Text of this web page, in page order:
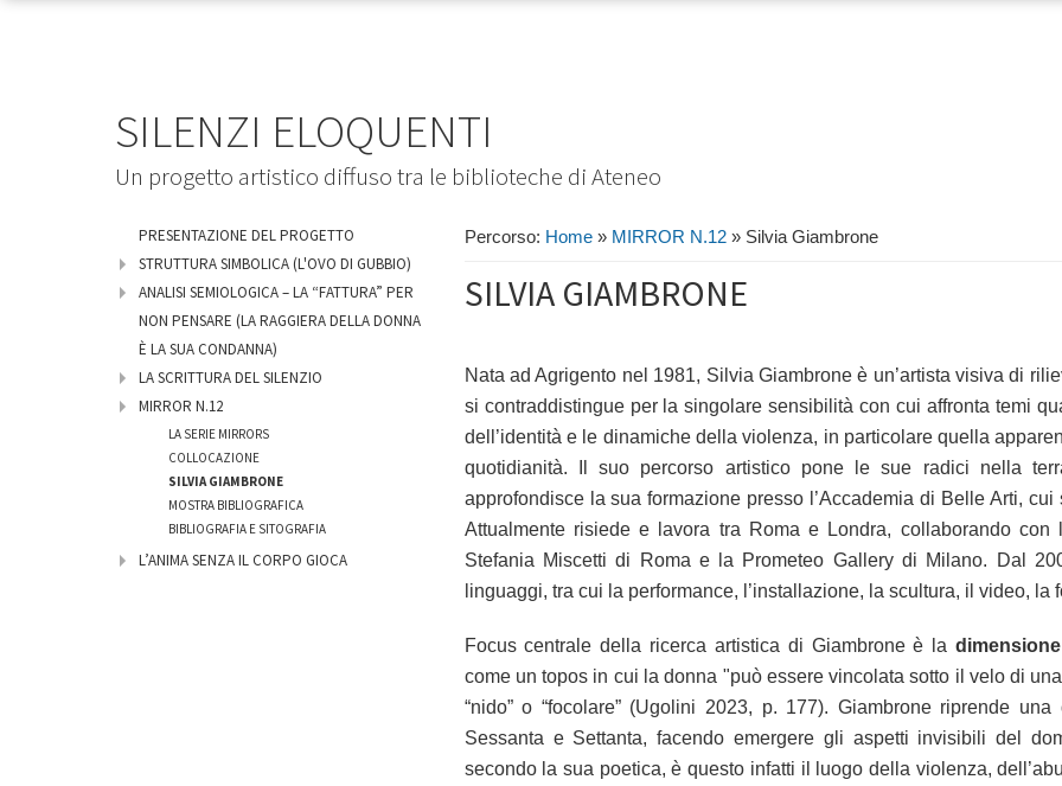
SILENZI ELOQUENTI
Un progetto artistico diffuso tra le biblioteche di Ateneo
PRESENTAZIONE DEL PROGETTO
STRUTTURA SIMBOLICA (L'OVO DI GUBBIO)
ANALISI SEMIOLOGICA – LA “FATTURA” PER
NON PENSARE (LA RAGGIERA DELLA DONNA
È LA SUA CONDANNA)
LA SCRITTURA DEL SILENZIO
MIRROR N.12
LA SERIE MIRRORS
COLLOCAZIONE
SILVIA GIAMBRONE
MOSTRA BIBLIOGRAFICA
BIBLIOGRAFIA E SITOGRAFIA
L’ANIMA SENZA IL CORPO GIOCA
Percorso: Home» MIRROR N.12» Silvia Giambrone
SILVIA GIAMBRONE
Nata ad Agrigento nel 1981, Silvia Giambrone è un’artista visiva di
si contraddistingue per la singolare sensibilità con cui affronta temi
dell’identità e le dinamiche della violenza, in particolare quella
quotidianità. Il suo percorso artistico pone le sue radici nella
approfondisce la sua formazione presso l’Accademia di Belle Arti,
Attualmente risiede e lavora tra Roma e Londra, collaborando
Stefania Miscetti di Roma e la Prometeo Gallery di Milano. Dal
linguaggi, tra cui la performance, l’installazione, la scultura, il video, la
Focus centrale della ricerca artistica di Giambrone è la
come un topos in cui la donna "può essere vincolata sotto il velo di
“nido” o “focolare” (Ugolini 2023, p. 177). Giambrone riprende
Sessanta e Settanta, facendo emergere gli aspetti invisibili del
secondo la sua poetica, è questo infatti il luogo della violenza,